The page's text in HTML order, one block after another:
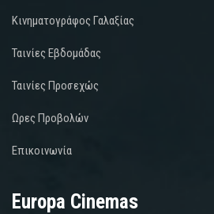
Κινηματογράφος Γαλαξίας
Ταινίες Εβδομάδας
Ταινίες Προσεχώς
Ωρες Προβολών
Επικοινωνία
Europa Cinemas